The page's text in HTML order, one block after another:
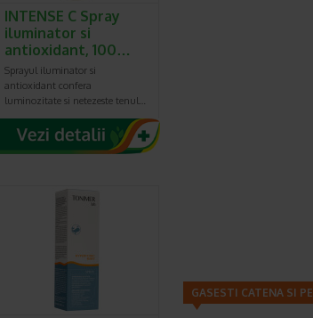
INTENSE C Spray
iluminator si
antioxidant, 100…
Sprayul iluminator si
antioxidant confera
luminozitate si netezeste tenul…
GASESTI CATENA SI PE